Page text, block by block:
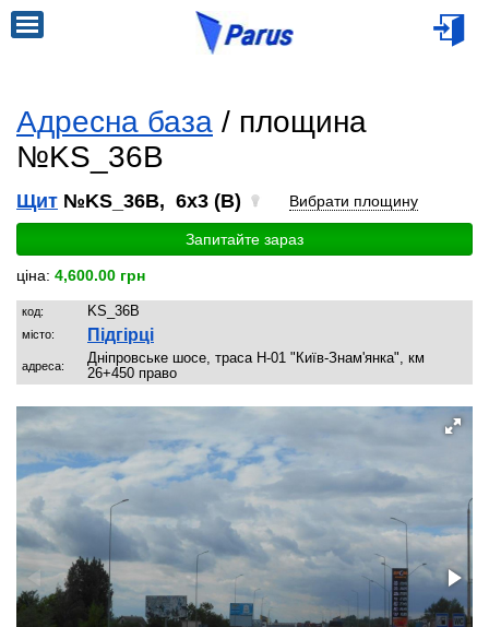
Адресна база / площина
№KS_36B
Щит №KS_36B, 6x3 (B) Вибрати площину
Запитайте зараз
ціна: 4,600.00 грн
код: KS_36B
місто: Підгірці
адреса:
Дніпровське шосе, траса Н-01 "Київ-Знам'янка", км
26+450 право